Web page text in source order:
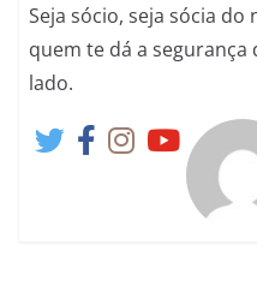
Seja sócio, seja sócia
quem te dá a
lado.